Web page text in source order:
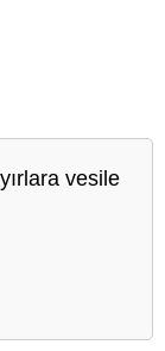
vesile